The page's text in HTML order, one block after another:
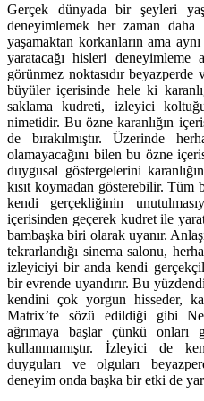
Gerçek dünyada bir şeyleri
deneyimlemek her zaman
yaşamaktan korkanların ama
yaratacağı hisleri deneyimleme
görünmez noktasıdır
büyüler içerisinde hele ki
saklama kudreti, izleyici
nimetidir. Bu özne karanlığın
de bırakılmıştır. Üzerinde
olamayacağını bilen bu özne
duygusal göstergelerini
kısıt koymadan gösterebilir. Tüm
kendi gerçekliğinin
içerisinden geçerek kudret ile
bambaşka biri olarak uyanır.
tekrarlandığı sinema salonu,
izleyiciyi bir anda kendi
bir evrende uyandırır. Bu
kendini çok yorgun hisseder,
Matrix’te sözü edildiği gibi
ağrımaya başlar çünkü
kullanmamıştır. İzleyici de
duyguları ve olguları
deneyim onda başka bir etki de